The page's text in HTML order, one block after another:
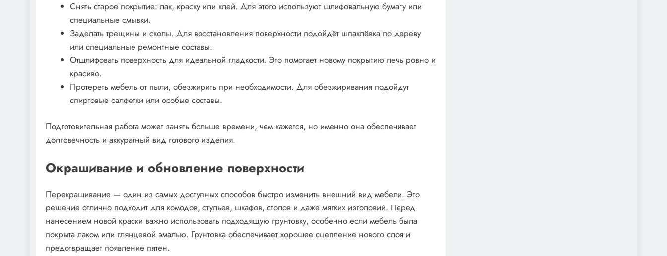
Снять старое покрытие: лак, краску или клей. Для этого используют шлифовальную бумагу или
специальные смывки.
Заделать трещины и сколы. Для восстановления поверхности подойдёт шпаклёвка по дереву
или специальные ремонтные составы.
Отшлифовать поверхность для идеальной гладкости. Это помогает новому покрытию лечь ровно и
красиво.
Протереть мебель от пыли, обезжирить при необходимости. Для обезжиривания подойдут
спиртовые салфетки или особые составы.
Подготовительная работа может занять больше времени, чем кажется, но именно она обеспечивает
долговечность и аккуратный вид готового изделия.
Окрашивание и обновление поверхности
Перекрашивание — один из самых доступных способов быстро изменить внешний вид мебели. Это
решение отлично подходит для комодов, стульев, шкафов, столов и даже мягких изголовий. Перед
нанесением новой краски важно использовать подходящую грунтовку, особенно если мебель была
покрыта лаком или глянцевой эмалью. Грунтовка обеспечивает хорошее сцепление нового слоя и
предотвращает появление пятен.